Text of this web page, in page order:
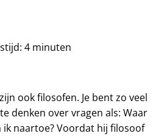
4 minuten
ook filosofen. Je bent zo veel
denken over vragen als: Waar
ik naartoe? Voordat hij filosoof